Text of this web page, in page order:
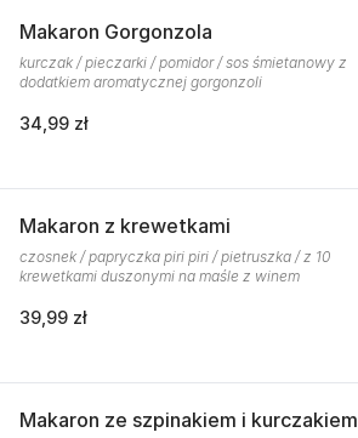
Makaron Gorgonzola
kurczak / pieczarki / pomidor / sos śmietanowy z
dodatkiem aromatycznej gorgonzoli
34,99 zł
Makaron z krewetkami
czosnek / papryczka piri piri / pietruszka / z 10
krewetkami duszonymi na maśle z winem
39,99 zł
Makaron ze szpinakiem i kurczakiem